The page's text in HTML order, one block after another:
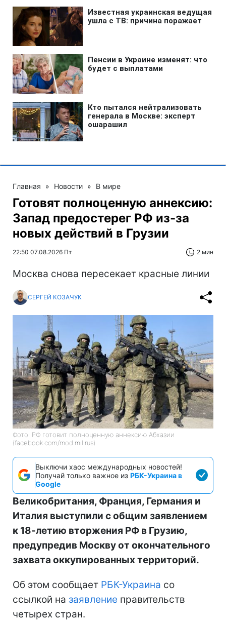
Главная » Новости » В мире
Готовят полноценную аннексию:
Запад предостерег РФ из-за
новых действий в Грузии
22:50 07.08.2026 Пт 2 мин
Москва снова пересекает красные линии
СЕРГЕЙ КОЗАЧУК
Фото: РФ готовит полноценную аннексию Абхазии
(facebook.com/mod.mil.rus)
Выключи хаос международных новостей!
Получай только важное из РБК-Украина в
Google
Великобритания, Франция, Германия и
Италия выступили с общим заявлением
к 18-летию вторжения РФ в Грузию,
предупредив Москву от окончательного
захвата оккупированных территорий.
Об этом сообщает РБК-Украина со
ссылкой на заявление правительств
четырех стран.